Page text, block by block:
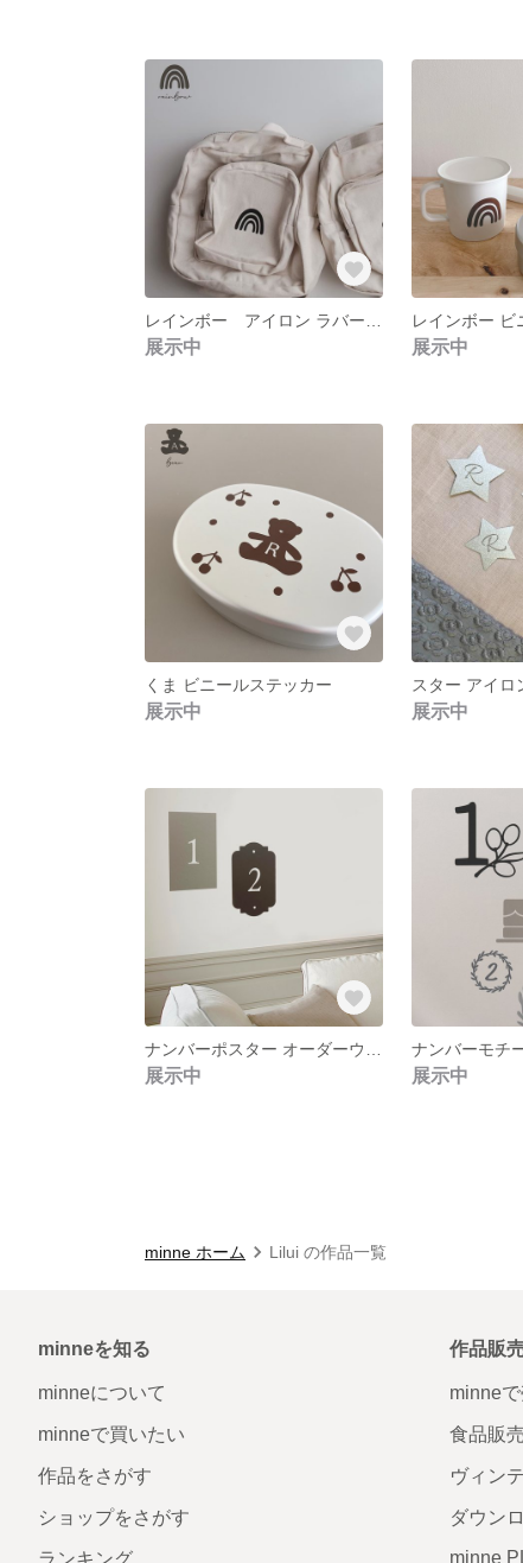
展示中
レインボー ビ
展示中
くま ビニールステッカー
展示中
スター アイロ
展示中
展示中 展示中
minne ホーム Lilui の作品一覧
minneを知る
minneについて
minneで買いたい
作品をさがす
ショップをさがす
ランキング
作品販
minne
食品販売
ヴィン
ダウン
minne